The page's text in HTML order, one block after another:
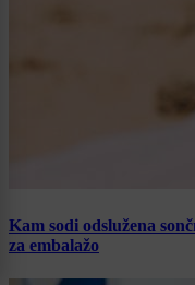
Kam sodi odslužena
za embalažo